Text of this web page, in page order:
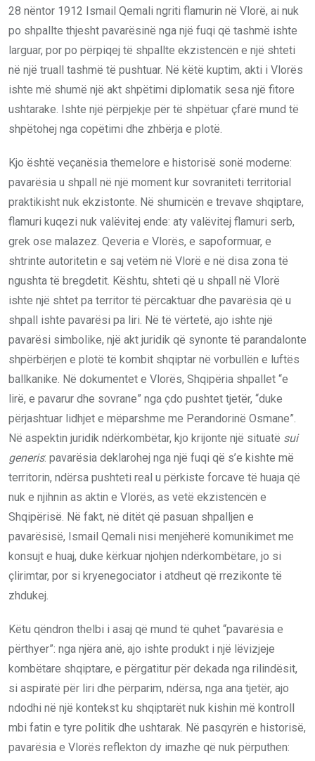
28 nëntor 1912 Ismail Qemali ngriti flamurin në Vlorë, ai nuk
po shpallte thjesht pavarësinë nga një fuqi që tashmë ishte
larguar, por po përpiqej të shpallte ekzistencën e një shteti
në një truall tashmë të pushtuar. Në këtë kuptim, akti i Vlorës
ishte më shumë një akt shpëtimi diplomatik sesa një fitore
ushtarake. Ishte një përpjekje për të shpëtuar çfarë mund të
shpëtohej nga copëtimi dhe zhbërja e plotë.
Kjo është veçanësia themelore e historisë sonë moderne:
pavarësia u shpall në një moment kur sovraniteti territorial
praktikisht nuk ekzistonte. Në shumicën e trevave shqiptare,
flamuri kuqezi nuk valëvitej ende: aty valëvitej flamuri serb,
grek ose malazez. Qeveria e Vlorës, e sapoformuar, e
shtrinte autoritetin e saj vetëm në Vlorë e në disa zona të
ngushta të bregdetit. Kështu, shteti që u shpall në Vlorë
ishte një shtet pa territor të përcaktuar dhe pavarësia që u
shpall ishte pavarësi pa liri. Në të vërtetë, ajo ishte një
pavarësi simbolike, një akt juridik që synonte të parandalonte
shpërbërjen e plotë të kombit shqiptar në vorbullën e luftës
ballkanike. Në dokumentet e Vlorës, Shqipëria shpallet “e
lirë, e pavarur dhe sovrane” nga çdo pushtet tjetër, “duke
përjashtuar lidhjet e mëparshme me Perandorinë Osmane”.
Në aspektin juridik ndërkombëtar, kjo krijonte një situatë sui
generis: pavarësia deklarohej nga një fuqi që s’e kishte më
territorin, ndërsa pushteti real u përkiste forcave të huaja që
nuk e njihnin as aktin e Vlorës, as vetë ekzistencën e
Shqipërisë. Në fakt, në ditët që pasuan shpalljen e
pavarësisë, Ismail Qemali nisi menjëherë komunikimet me
konsujt e huaj, duke kërkuar njohjen ndërkombëtare, jo si
çlirimtar, por si kryenegociator i atdheut që rrezikonte të
zhdukej.
Këtu qëndron thelbi i asaj që mund të quhet “pavarësia e
përthyer”: nga njëra anë, ajo ishte produkt i një lëvizjeje
kombëtare shqiptare, e përgatitur për dekada nga rilindësit,
si aspiratë për liri dhe përparim, ndërsa, nga ana tjetër, ajo
ndodhi në një kontekst ku shqiptarët nuk kishin më kontroll
mbi fatin e tyre politik dhe ushtarak. Në pasqyrën e historisë,
pavarësia e Vlorës reflekton dy imazhe që nuk përputhen: